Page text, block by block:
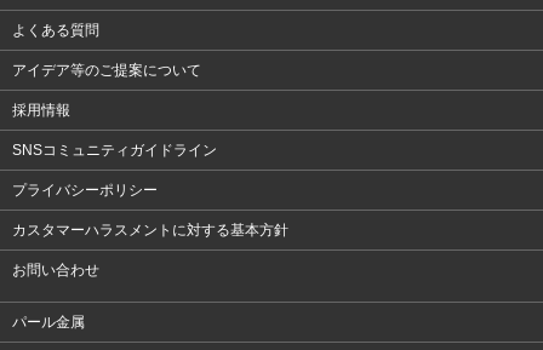
よくある質問
アイデア等のご提案について
採用情報
SNSコミュニティガイドライン
プライバシーポリシー
カスタマーハラスメントに対する基本方針
お問い合わせ
パール金属